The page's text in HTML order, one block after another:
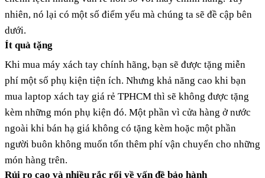
nhiên, nó lại có một số điểm yếu mà chúng ta sẽ đề cập bên
dưới.
Ít quà tặng
Khi mua máy xách tay chính hãng, bạn sẽ được tặng miễn
phí một số phụ kiện tiện ích. Nhưng khả năng cao khi bạn
mua laptop xách tay giá rẻ TPHCM thì sẽ không được tặng
kèm những món phụ kiện đó. Một phần vì cửa hàng ở nước
ngoài khi bán hạ giá không có tặng kèm hoặc một phần
người buôn không muốn tốn thêm phí vận chuyển cho những
món hàng trên.
Rủi ro cao và nhiều rắc rối về vấn đề bảo hành